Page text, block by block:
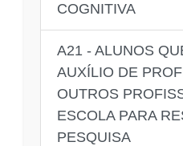
COGNITIVA
A21 - ALUNOS
AUXÍLIO DE
OUTROS
ESCOLA PARA
PESQUISA